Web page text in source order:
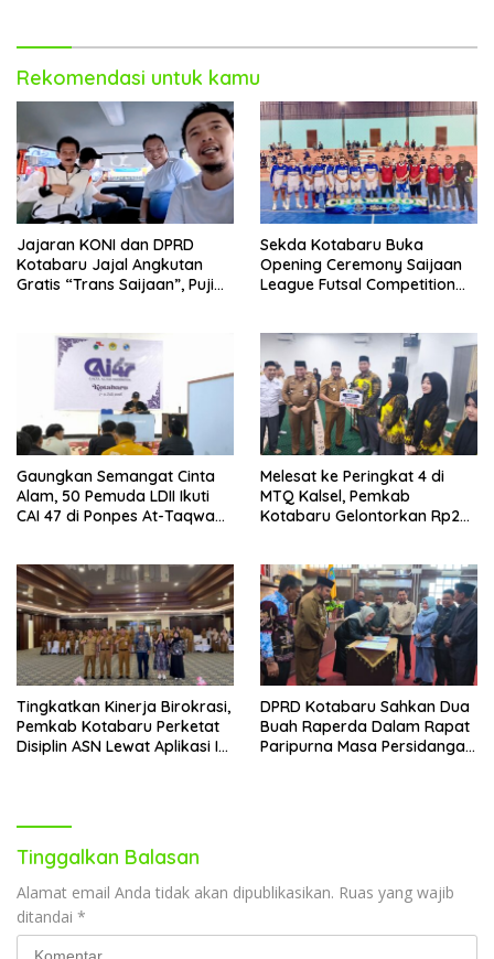
Rekomendasi untuk kamu
Jajaran KONI dan DPRD
Kotabaru Jajal Angkutan
Gratis “Trans Saijaan”, Puji
Sekda Kotabaru Buka
Opening Ceremony Saijaan
League Futsal Competition
Gaungkan Semangat Cinta
Alam, 50 Pemuda LDII Ikuti
CAI 47 di Ponpes At-Taqwa
Melesat ke Peringkat 4 di
MTQ Kalsel, Pemkab
Kotabaru Gelontorkan Rp265
Tingkatkan Kinerja Birokrasi,
Pemkab Kotabaru Perketat
Disiplin ASN Lewat Aplikasi I-
DPRD Kotabaru Sahkan Dua
Buah Raperda Dalam Rapat
Paripurna Masa Persidangan
Tinggalkan Balasan
Alamat email Anda tidak akan dipublikasikan. Ruas yang wajib
ditandai *